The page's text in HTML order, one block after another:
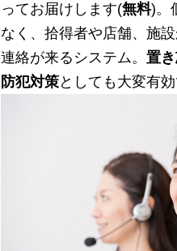
ってお届けします(無料)。
なく、拾得者や店舗、施
連絡が来るシステム。 置
防犯対策としても大変有効